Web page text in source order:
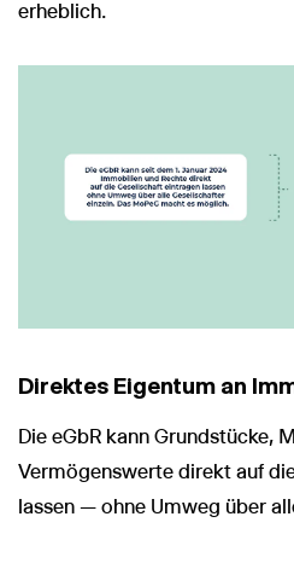
erheblich.
Direktes Eigentum an
Die eGbR kann Grundstücke,
Vermögenswerte direkt auf
lassen — ohne Umweg über